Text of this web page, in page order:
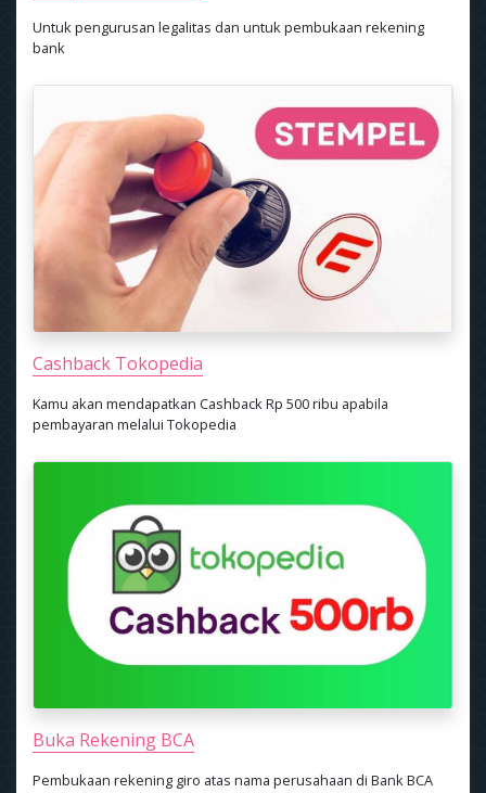
Untuk pengurusan legalitas dan untuk pembukaan rekening
bank
Cashback Tokopedia
Kamu akan mendapatkan Cashback Rp 500 ribu apabila
pembayaran melalui Tokopedia
Buka Rekening BCA
Pembukaan rekening giro atas nama perusahaan di Bank BCA